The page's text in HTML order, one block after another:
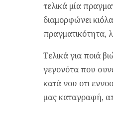
τελικά μία
διαμορφώνει
πραγματικότητα,
Τελικά για ποιά
γεγονότα που
κατά νου οτι
μας καταγραφή,